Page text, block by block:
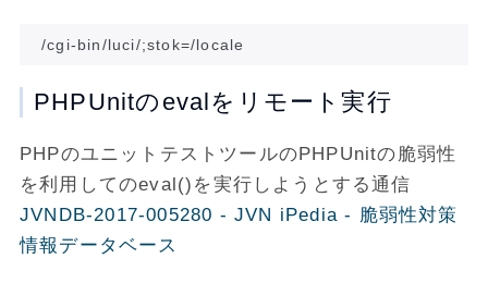
PHPUnitのevalをリモート実行
PHPのユニットテストツールのPHPUnitの脆弱性
を利用してのeval()を実行しようとする通信
JVNDB-2017-005280 - JVN iPedia - 脆弱性対策
情報データベース